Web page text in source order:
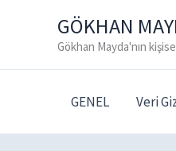
GÖKHAN
Gökhan Mayda'nın
GENEL Veri